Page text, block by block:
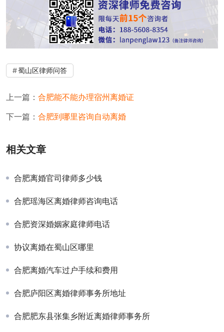
蜀山区律师问答
上一篇： 合肥能不能办理宿州离婚证
下一篇： 合肥到哪里咨询自动离婚
相关文章
合肥离婚官司律师多少钱
合肥瑶海区离婚律师咨询电话
合肥资深婚姻家庭律师电话
协议离婚在蜀山区哪里
合肥离婚汽车过户手续和费用
合肥庐阳区离婚律师事务所地址
合肥肥东县张集乡附近离婚律师事务所